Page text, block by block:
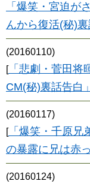
「爆笑・宮迫が
んから復活(秘)裏
(20160110)
[「悲劇・菅田将
CM(秘)裏話告白」
(20160117)
[「爆笑・千原兄
の暴露に兄は赤っ
(20160124)